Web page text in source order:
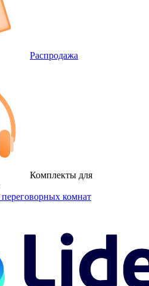
Распродажа
Комплекты для
комнат